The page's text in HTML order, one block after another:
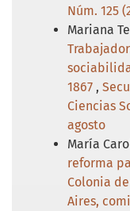
Núm. 125
Mariana
1867 ,
Ciencias
agosto
María
reforma
Colonia
Aires,